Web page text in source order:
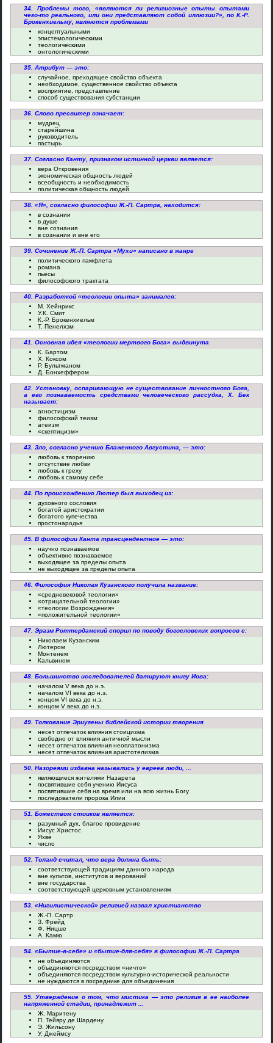
34. Проблемы того, «являются ли религиозные опыты опытами
чего-то реального, или они представляют собой иллюзии?», по К.-Р.
Брокенхиельму, являются проблемами
концептуальными
эпистемологическими
теологическими
онтологическими
35. Атрибут — это:
случайное, преходящее свойство объекта
необходимое, существенное свойство объекта
восприятие, представление
способ существования субстанции
36. Слово пресвитер означает:
мудрец
старейшина
руководитель
пастырь
37. Согласно Канту, признаком истинной церкви является:
вера Откровения
экономическая общность людей
всеобщность и необходимость
политическая общность людей
38. «Я», согласно философии Ж.-П. Сартра, находится:
в сознании
в душе
вне сознания
в сознании и вне его
39. Сочинение Ж.-П. Сартра «Мухи» написано в жанре
политического памфлета
романа
пьесы
философского трактата
40. Разработкой «теологии опыта» занимался:
М. Хейнрикс
У.К. Смит
К.-Р. Брокенхиельм
Т. Пенелхэм
41. Основная идея «теологии мертвого Бога» выдвинута
К. Бартом
Х. Коксом
Р. Бультманом
Д. Бонхеффером
42. Установку, оспаривающую не существование личностного Бога,
а его познаваемость средствами человеческого рассудка, Х. Бек
называет:
агностицизм
философский теизм
атеизм
«скептицизм»
43. Зло, согласно учению Блаженного Августина, — это:
любовь к творению
отсутствие любви
любовь к греху
любовь к самому себе
44. По происхождению Лютер был выходец из:
духовного сословия
богатой аристократии
богатого купечества
простонародья
45. В философии Канта трансцендентное — это:
научно познаваемое
объективно познаваемое
выходящее за пределы опыта
не выходящее за пределы опыта
46. Философия Николая Кузанского получила название:
«средневековой теологии»
«отрицательной теологии»
«теологии Возрождения»
«положительной теологии»
47. Эразм Роттердамский спорил по поводу богословских вопросов с:
Николаем Кузанским
Лютером
Монтенем
Кальвином
48. Большинство исследователей датируют книгу Иова:
началом V века до н.э.
началом VI века до н.э.
концом VI века до н.э.
концом V века до н.э.
49. Толкование Эриугены библейской истории творения
несет отпечаток влияния стоицизма
свободно от влияния античной мысли
несет отпечаток влияния неоплатонизма
несет отпечаток влияния аристотелизма
50. Назореями издавна назывались у евреев люди, ...
являющиеся жителями Назарета
посвятившие себя учению Иисуса
посвятившие себя на время или на всю жизнь Богу
последователи пророка Илии
51. Божеством стоиков является:
разумный дух, благое провидение
Иисус Христос
Яхве
число
52. Толанд считал, что вера должна быть:
соответствующей традициям данного народа
вне культов, институтов и верований
вне государства
соответствующей церковным установлениям
53. «Нигилистической» религией назвал христианство
Ж.-П. Сартр
З. Фрейд
Ф. Ницше
А. Камю
54. «Бытие-в-себе» и «бытие-для-себя» в философии Ж.-П. Сартра
не объединяются
объединяются посредством «ничто»
объединяются посредством культурно-исторической реальности
не нуждаются в посреднике для объединения
55. Утверждение о том, что мистика — это религия в ее наиболее
напряженной стадии, принадлежит ...
Ж. Маритену
П. Тейяру де Шардену
Э. Жильсону
У. Джеймсу